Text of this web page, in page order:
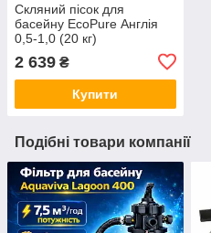
Скляний пісок для
басейну EcoPure Англія
0,5-1,0 (20 кг)
2 639 ₴
Купити
Подібні товари компанії